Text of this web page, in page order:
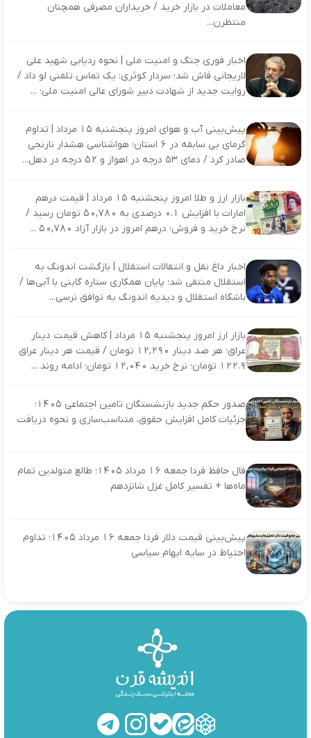
معاملات در بازار خرید / خریداران مصرفی همچنان
منتظرن...
اخبار فوری جنگ و امنیت ملی | نحوه ردیابی شهید علی
لاریجانی فاش شد؛ سردار کوثری: یک تماس تلفنی لو داد /
روایت جدید از شهادت دبیر شورای عالی امنیت ملی؛ ...
پیش‌بینی آب‌ و هوای امروز پنجشنبه ۱۵ مرداد | تداوم
گرمای بی‌ سابقه در ۶ استان؛ هواشناسی هشدار نارنجی
صادر کرد / دمای ۵۳ درجه در اهواز و ۵۲ درجه در دهل...
بازار ارز و طلا امروز پنجشنبه ۱۵ مرداد | قیمت درهم
امارات با افزایش ۰.۱ درصدی به ۵۰,۷۸۰ تومان رسید /
نرخ خرید و فروش؛ درهم امروز در بازار آزاد ۵۰,۷۸۰ ...
اخبار داغ نقل و انتقالات استقلال | بازگشت اندونگ به
استقلال منتفی شد؛ پایان همکاری ستاره گابنی با آبی‌ها /
باشگاه استقلال و دیدیه اندونگ به توافق نرسی...
بازار ارز امروز پنجشنبه ۱۵ مرداد | کاهش قیمت دینار
عراق؛ هر صد دینار ۱۲,۲۹۰ تومان / قیمت هر دینار عراق
۱۲۲.۹ تومان؛ نرخ خرید ۱۲,۰۴۰ تومان؛ ادامه روند ...
صدور حکم جدید بازنشستگان تامین اجتماعی ۱۴۰۵؛
جزئیات کامل افزایش حقوق، متناسب‌سازی و نحوه دریافت
فال حافظ فردا جمعه ۱۶ مرداد ۱۴۰۵؛ طالع متولدین تمام
ماه‌ها + تفسیر کامل غزل شانزدهم
پیش‌بینی قیمت دلار فردا جمعه ۱۶ مرداد ۱۴۰۵؛ تداوم
احتیاط در سایه ابهام سیاسی